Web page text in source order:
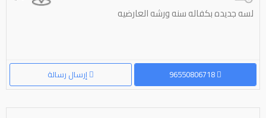
لسه جديده بكفاله سنه ورشه العارضيه
إرسال رسالة